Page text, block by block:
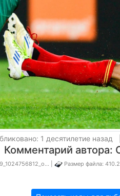
1 десятилетие назад
Комментарий автора:
| Размер файла: